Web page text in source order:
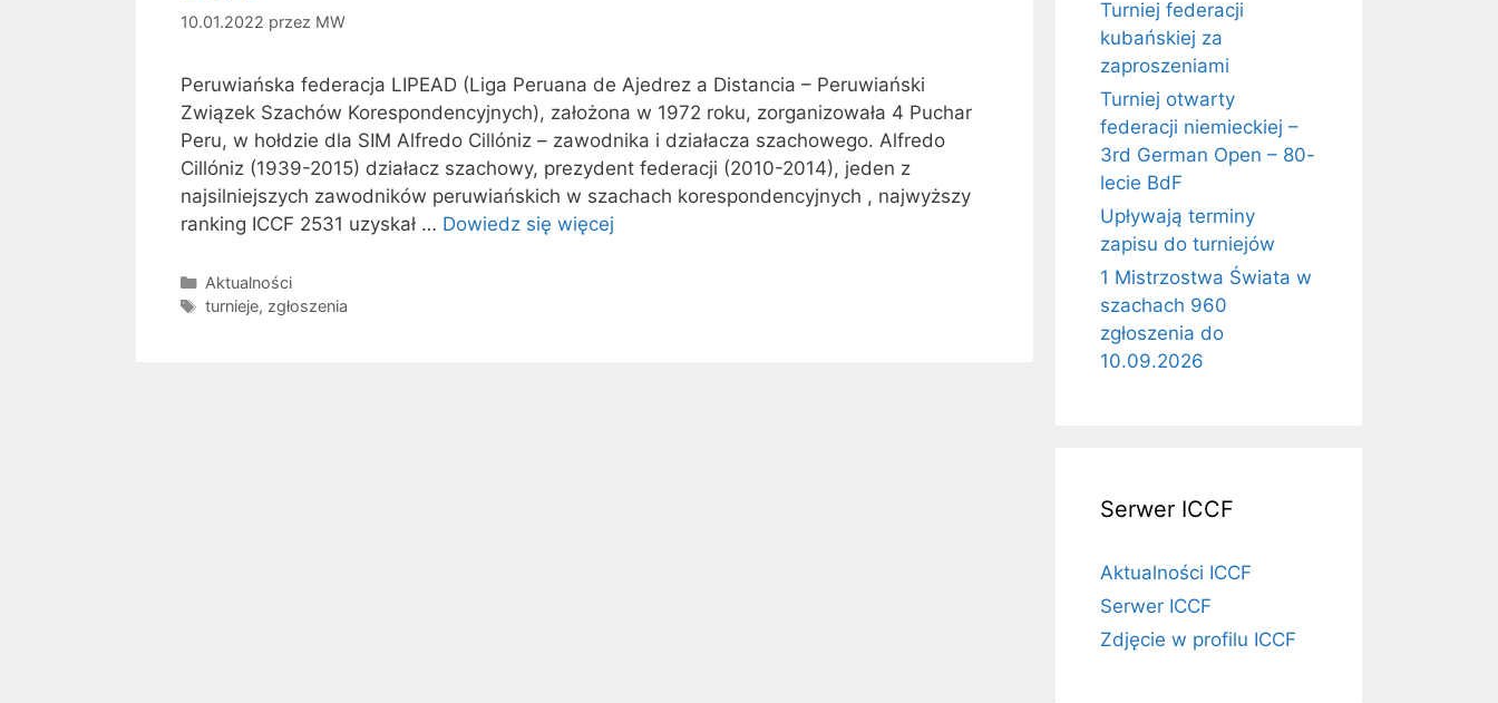
10.01.2022 przez MW
Peruwiańska federacja LIPEAD (Liga Peruana de Ajedrez a Distancia – Peruwiański
Związek Szachów Korespondencyjnych), założona w 1972 roku, zorganizowała 4 Puchar
Peru, w hołdzie dla SIM Alfredo Cillóniz – zawodnika i działacza szachowego. Alfredo
Cillóniz (1939-2015) działacz szachowy, prezydent federacji (2010-2014), jeden z
najsilniejszych zawodników peruwiańskich w szachach korespondencyjnych , najwyższy
ranking ICCF 2531 uzyskał … Dowiedz się więcej
Kategorie
Aktualności
Tagi
turnieje, zgłoszenia
Turniej federacji
kubańskiej za
zaproszeniami
Turniej otwarty
federacji niemieckiej –
3rd German Open – 80-
lecie BdF
Upływają terminy
zapisu do turniejów
1 Mistrzostwa Świata w
szachach 960
zgłoszenia do
10.09.2026
Serwer ICCF
Aktualności ICCF
Serwer ICCF
Zdjęcie w profilu ICCF